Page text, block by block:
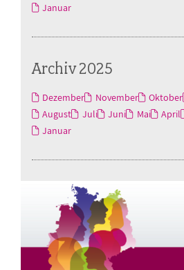
Januar
Archiv 2025
Dezember November Oktober
August
Juli Juni Mai April
Januar